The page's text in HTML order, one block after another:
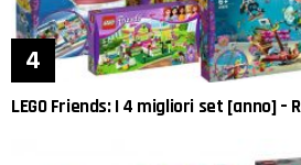
LEGO Friends: I 4 migliori set [anno] –